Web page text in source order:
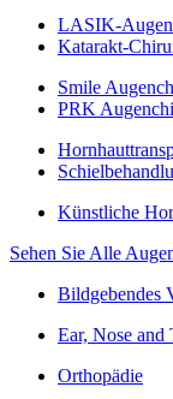
LASIK-
Katarakt-
Smile
PRK
Künstliche
Sehen Sie Alle
Bildgebendes
Ear, Nose and
Orthopädie